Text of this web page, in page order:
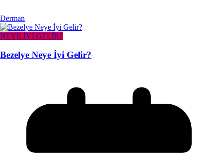
Derman
NEYE İYİ GELİR?
Bezelye Neye İyi Gelir?